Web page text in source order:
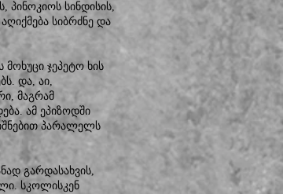
პინოკიოს სინდისის,
სიბრძნე და
ჯეპეტო ხის
და, აი,
მაგრამ
ამ ეპიზოდში
პარალელს
გარდასახვის,
სკოლისკენ